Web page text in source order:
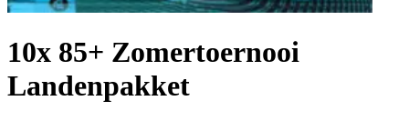
10x 85+ Zomertoernooi
Landenpakket